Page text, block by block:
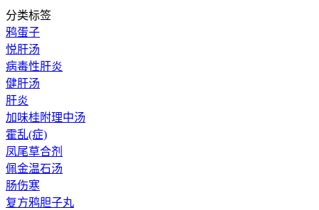
分类标签
鸦蛋子
悦肝汤
病毒性肝炎
健肝汤
肝炎
加味桂附理中汤
霍乱(症)
凤尾草合剂
佩金温石汤
肠伤寒
复方鸦胆子丸